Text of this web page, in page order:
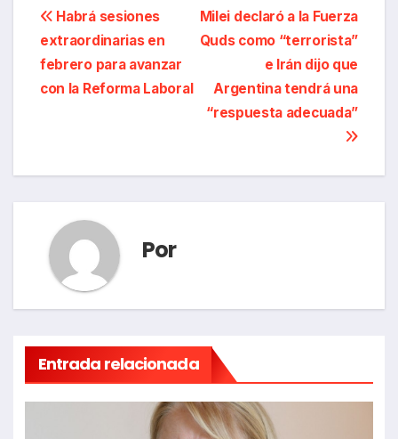
Navegación
de
entradas
Milei declaró a la Fuerza
Quds como “terrorista”
e Irán dijo que
Argentina tendrá una
“respuesta adecuada”
Habrá sesiones
extraordinarias en
febrero para avanzar
con la Reforma Laboral
Por
Entrada relacionada